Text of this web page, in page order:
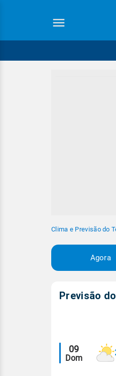
Clima e Previsão do
Agora
Previsão
Alertas
09
Dom